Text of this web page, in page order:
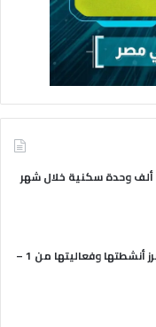
الإسكان تعد تقريرا عن أبرز أنشطتها وفعاليتها من 1 –